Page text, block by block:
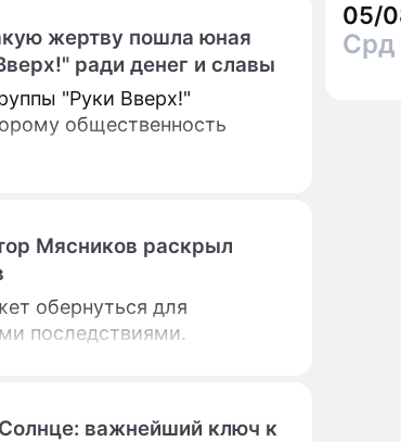
жертву пошла юная
ради денег и славы
"Руки Вверх!"
общественность
Мясников раскрыл
обернуться для
последствиями.
важнейший ключ к
05/
Срд